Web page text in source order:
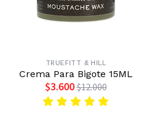
TRUEFITT & HILL
Crema Para Bigote 15ML
$3.600 $12.000